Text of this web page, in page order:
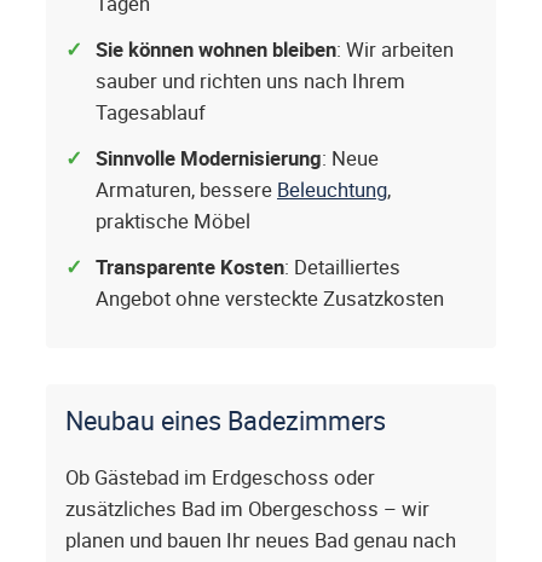
Sie können wohnen bleiben: Wir arbeiten
sauber und richten uns nach Ihrem
Tagesablauf
Sinnvolle Modernisierung: Neue
Armaturen, bessere Beleuchtung,
praktische Möbel
Transparente Kosten: Detailliertes
Angebot ohne versteckte Zusatzkosten
Neubau eines Badezimmers
Ob Gästebad im Erdgeschoss oder
zusätzliches Bad im Obergeschoss – wir
planen und bauen Ihr neues Bad genau nach